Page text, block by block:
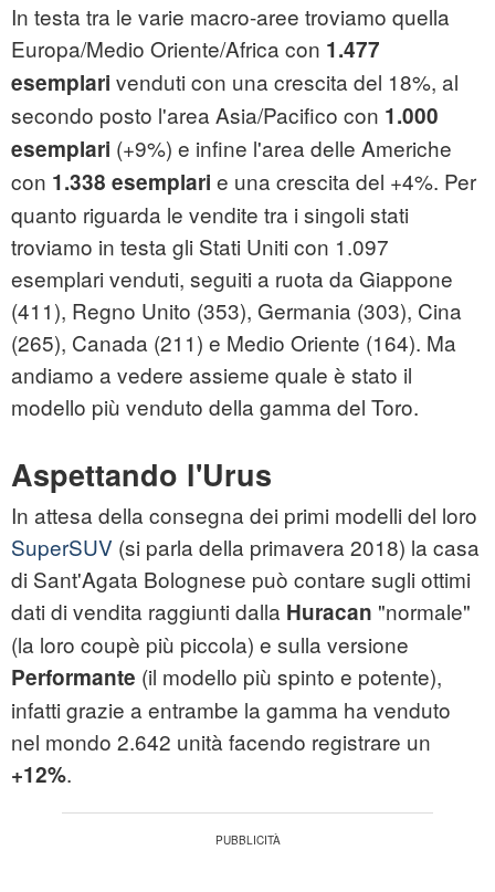
In testa tra le varie macro-aree troviamo quella
Europa/Medio Oriente/Africa con 1.477
esemplari venduti con una crescita del 18%, al
secondo posto l'area Asia/Pacifico con 1.000
esemplari (+9%) e infine l'area delle Americhe
con 1.338 esemplari e una crescita del +4%. Per
quanto riguarda le vendite tra i singoli stati
troviamo in testa gli Stati Uniti con 1.097
esemplari venduti, seguiti a ruota da Giappone
(411), Regno Unito (353), Germania (303), Cina
(265), Canada (211) e Medio Oriente (164). Ma
andiamo a vedere assieme quale è stato il
modello più venduto della gamma del Toro.
Aspettando l'Urus
In attesa della consegna dei primi modelli del loro
SuperSUV (si parla della primavera 2018) la casa
di Sant'Agata Bolognese può contare sugli ottimi
dati di vendita raggiunti dalla Huracan "normale"
(la loro coupè più piccola) e sulla versione
Performante (il modello più spinto e potente),
infatti grazie a entrambe la gamma ha venduto
nel mondo 2.642 unità facendo registrare un
+12%.